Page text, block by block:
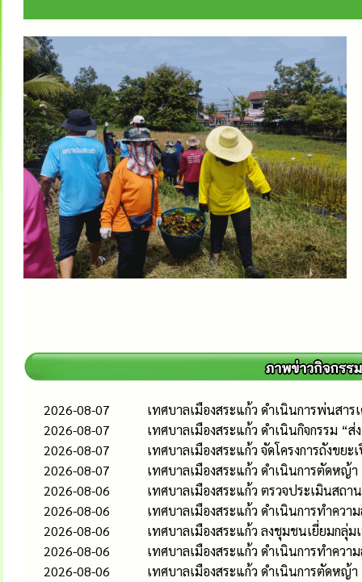
2026-08-07
เทศบาลเมืองสระแก้ว ดำเนินการพ่นสา
2026-08-07
เทศบาลเมืองสระแก้ว ดำเนินกิจกรรม “
2026-08-07
เทศบาลเมืองสระแก้ว จัดโครงการถังขยะ
2026-08-07
เทศบาลเมืองสระแก้ว ดำเนินการตัดหญ้า
2026-08-06
เทศบาลเมืองสระแก้ว ตรวจประเมินสถ
2026-08-06
เทศบาลเมืองสระแก้ว ดำเนินการทำควา
2026-08-06
เทศบาลเมืองสระแก้ว ลงชุมชนเยี่ยมกลุ่ม
2026-08-06
เทศบาลเมืองสระแก้ว ดำเนินการทำควา
2026-08-06
เทศบาลเมืองสระแก้ว ดำเนินการตัดหญ้า